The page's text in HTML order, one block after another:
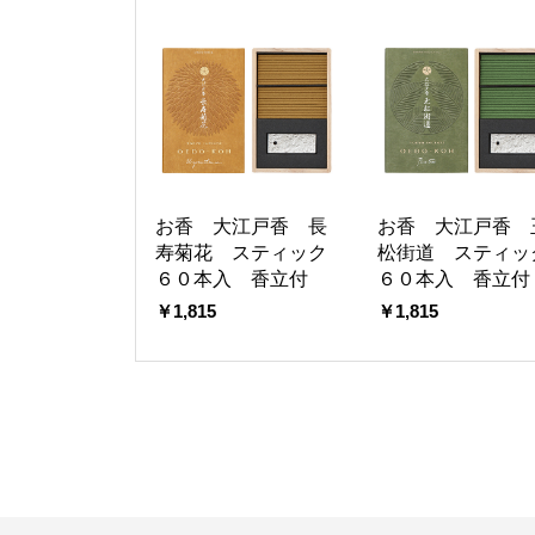
お香 大江戸香 長
寿菊花 スティック
６０本入 香立付
￥1,815
お香 大江戸香
松街道 スティッ
６０本入 香立付
￥1,815